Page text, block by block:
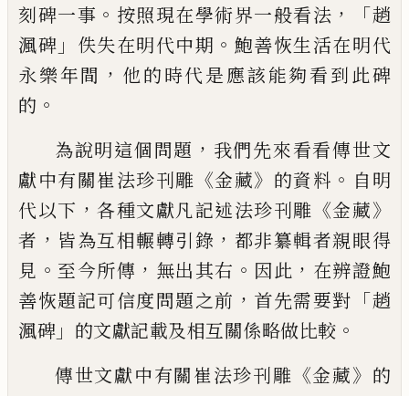
刻碑一事 。 按照現在學術界一般看法 ，「趙
渢碑 」 佚失在明代中期 。 鮑善恢生活在明代
永樂年間 ， 他的時代是應該能夠看到此碑
的 。
為說明這個問題 ， 我們先來看看傳世文
獻中有關崔法珍刊雕 《金藏》 的資料 。 自明
代以下 ，各種文獻凡記述法珍刊雕 《金藏》
者 ， 皆為互相輾轉引錄 ， 都非纂輯者親眼得
見 。 至今所傳 ， 無出其右 。 因此 ， 在辨證鮑
善恢題記可信度問題之前 ， 首先需要對 「趙
渢碑 」 的文獻記載及相互關係略做比較 。
傳世文獻中有關崔法珍刊雕 《金藏》 的